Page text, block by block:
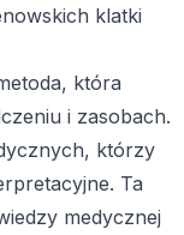
klatki
która
i zasobach.
którzy
Ta
medycznej